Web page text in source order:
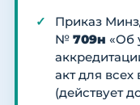
Приказ
№ 709н «Об
акт для
(действует